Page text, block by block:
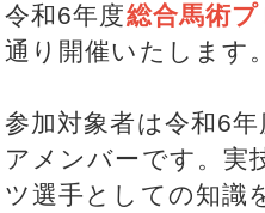
令和6年度総合馬術
通り開催いたします。
参加対象者は令和6
アメンバーです。実
ツ選手としての知識